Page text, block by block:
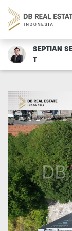
SEPTIAN
T